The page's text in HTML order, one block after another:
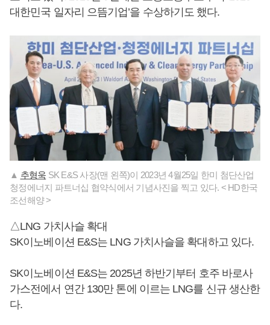
대한민국 일자리 으뜸기업’을 수상하기도 했다.
▲ 추형욱 SK E&S 사장(맨 왼쪽)이 2023년 4월25일 한미 첨단산업
청정에너지 파트너십 협약식에서 기념사진을 찍고 있다. < HD한국
조선해양 >
△LNG 가치사슬 확대
SK이노베이션 E&S는 LNG 가치사슬을 확대하고 있다.
SK이노베이션 E&S는 2025년 하반기부터 호주 바로사
가스전에서 연간 130만 톤에 이르는 LNG를 신규 생산한
다.